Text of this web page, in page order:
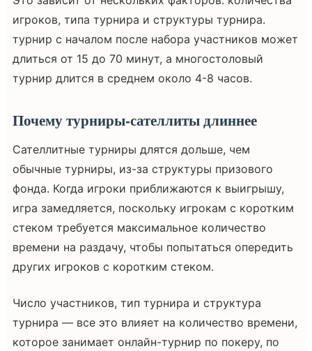
игроков, типа турнира и структуры турнира.
турнир с началом после набора участников может
длиться от 15 до 70 минут, а многостоловый
турнир длится в среднем около 4-8 часов.
Почему турниры-сателлиты длиннее
Сателлитные турниры длятся дольше, чем
обычные турниры, из-за структуры призового
фонда. Когда игроки приближаются к выигрышу,
игра замедляется, поскольку игрокам с коротким
стеком требуется максимальное количество
времени на раздачу, чтобы попытаться опередить
других игроков с коротким стеком.
Число участников, тип турнира и структура
турнира — все это влияет на количество времени,
которое занимает онлайн-турнир по покеру, по